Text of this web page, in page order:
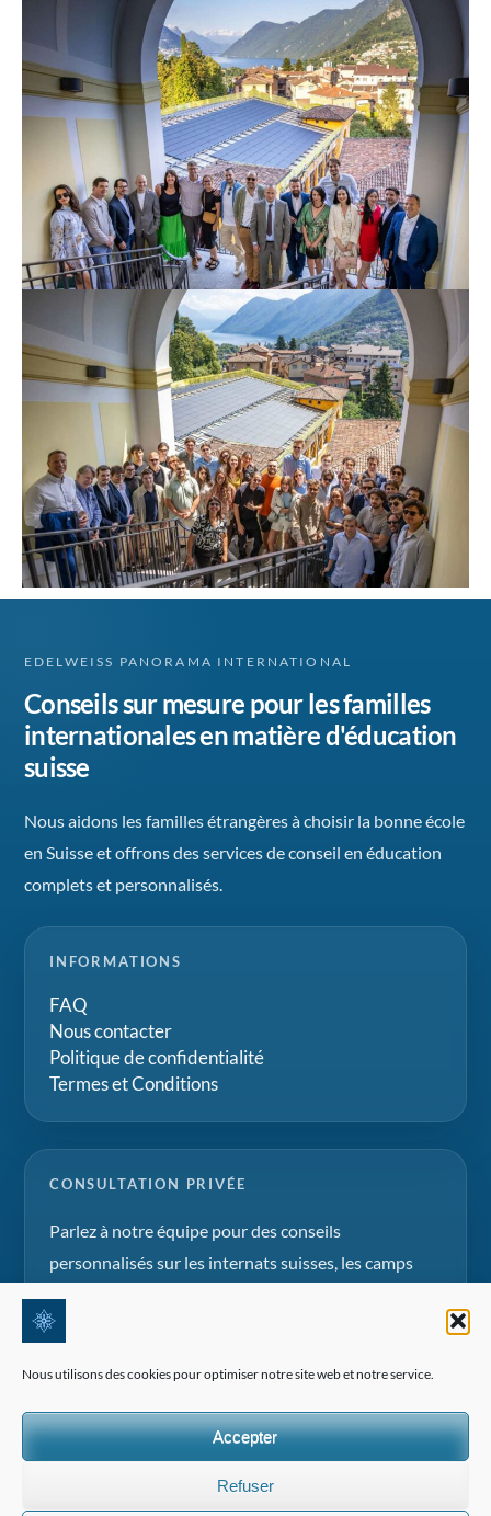
Nous utilisons des cookies pour optimiser notre site web et notre service.
Accepter
Refuser
EDELWEISS PANORAMA INTERNATIONAL
Conseils sur mesure pour les familles
internationales en matière d'éducation
suisse
Nous aidons les familles étrangères à choisir la bonne école
en Suisse et offrons des services de conseil en éducation
complets et personnalisés.
INFORMATIONS
FAQ
Nous contacter
Politique de confidentialité
Termes et Conditions
CONSULTATION PRIVÉE
Parlez à notre équipe pour des conseils
personnalisés sur les internats suisses, les camps
d'été et les projets d'éducation familiale.